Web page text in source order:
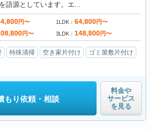
語源としています。エ...
円〜 1LDK 64,800円〜
円〜 3LDK 148,800円〜
特殊清掃 空き家片付け
ゴミ屋敷片付け
もり依頼・相談
料金や
サービス
を見る